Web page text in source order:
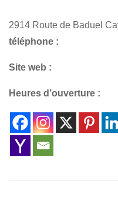
2914 Route de Baduel
téléphone :
Site web :
Heures d’ouverture :